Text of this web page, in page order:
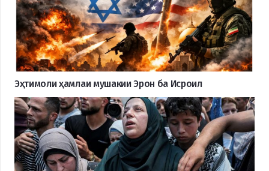
Эҳтимоли ҳамлаи мушакии Эрон ба Исроил